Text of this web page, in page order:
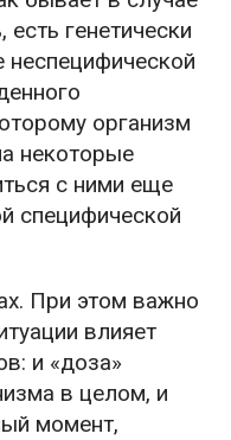
генетически
неспецифической
организм
некоторые
с ними еще
специфической
При этом важно
влияет
и «доза»
в целом, и
момент,